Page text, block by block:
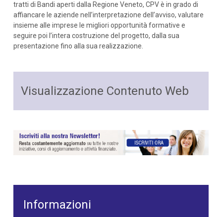
tratti di Bandi aperti dalla Regione Veneto, CPV è in grado di
affiancare le aziende nell’interpretazione dell’avviso, valutare
insieme alle imprese le migliori opportunità formative e
seguire poi l’intera costruzione del progetto, dalla sua
presentazione fino alla sua realizzazione.
Visualizzazione Contenuto Web
Informazioni